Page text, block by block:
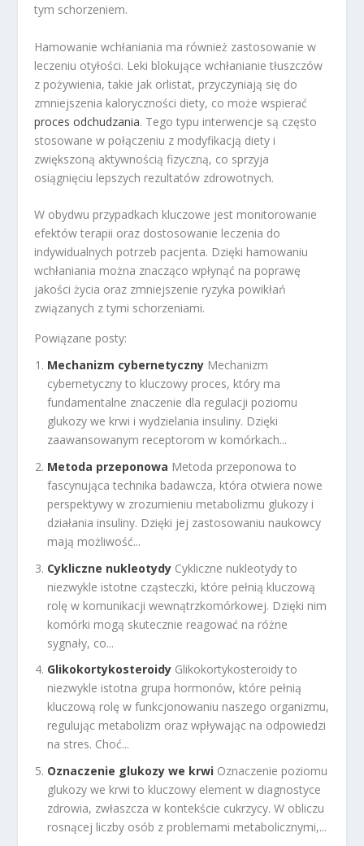
tym schorzeniem.
Hamowanie wchłaniania ma również zastosowanie w
leczeniu otyłości. Leki blokujące wchłanianie tłuszczów
z pożywienia, takie jak orlistat, przyczyniają się do
zmniejszenia kaloryczności diety, co może wspierać
proces odchudzania. Tego typu interwencje są często
stosowane w połączeniu z modyfikacją diety i
zwiększoną aktywnością fizyczną, co sprzyja
osiągnięciu lepszych rezultatów zdrowotnych.
W obydwu przypadkach kluczowe jest monitorowanie
efektów terapii oraz dostosowanie leczenia do
indywidualnych potrzeb pacjenta. Dzięki hamowaniu
wchłaniania można znacząco wpłynąć na poprawę
jakości życia oraz zmniejszenie ryzyka powikłań
związanych z tymi schorzeniami.
Powiązane posty:
Mechanizm cybernetyczny Mechanizm
cybernetyczny to kluczowy proces, który ma
fundamentalne znaczenie dla regulacji poziomu
glukozy we krwi i wydzielania insuliny. Dzięki
zaawansowanym receptorom w komórkach...
Metoda przeponowa Metoda przeponowa to
fascynująca technika badawcza, która otwiera nowe
perspektywy w zrozumieniu metabolizmu glukozy i
działania insuliny. Dzięki jej zastosowaniu naukowcy
mają możliwość...
Cykliczne nukleotydy Cykliczne nukleotydy to
niezwykle istotne cząsteczki, które pełnią kluczową
rolę w komunikacji wewnątrzkomórkowej. Dzięki nim
komórki mogą skutecznie reagować na różne
sygnały, co...
Glikokortykosteroidy Glikokortykosteroidy to
niezwykle istotna grupa hormonów, które pełnią
kluczową rolę w funkcjonowaniu naszego organizmu,
regulując metabolizm oraz wpływając na odpowiedzi
na stres. Choć...
Oznaczenie glukozy we krwi Oznaczenie poziomu
glukozy we krwi to kluczowy element w diagnostyce
zdrowia, zwłaszcza w kontekście cukrzycy. W obliczu
rosnącej liczby osób z problemami metabolicznymi,...